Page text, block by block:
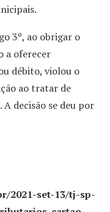
3º, ao obrigar o
a oferecer
débito, violou o
ao tratar de
decisão se deu por
2021-set-13/tj-sp-